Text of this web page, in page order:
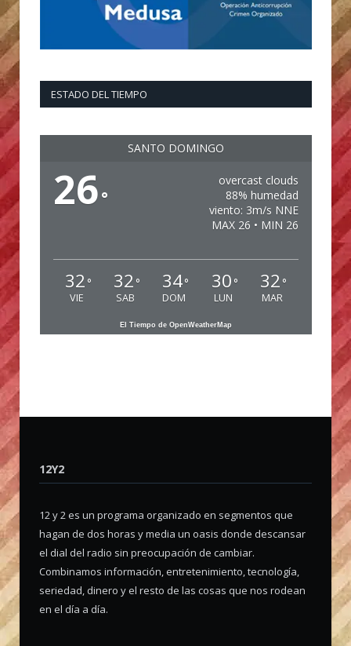
ESTADO DEL TIEMPO
SANTO DOMINGO
26°
overcast clouds
88% humedad
viento: 3m/s NNE
MAX 26 • MIN 26
32 °
VIE
32 °
SAB
34°
DOM
30 °
LUN
32 °
MAR
El Tiempo de OpenWeatherMap
12Y2
12 y 2 es un programa organizado en segmentos que
hagan de dos horas y media un oasis donde descansar
el dial del radio sin preocupación de cambiar.
Combinamos información, entretenimiento, tecnología,
seriedad, dinero y el resto de las cosas que nos rodean
en el día a día.